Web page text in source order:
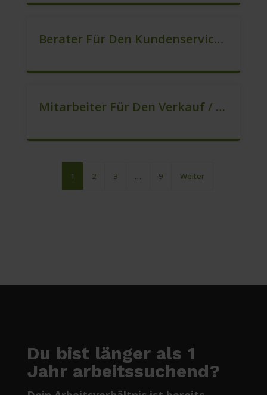
Berater Für Den Kundenservice (Außendienst) (m/w/d)
Mitarbeiter Für Den Verkauf / Vertrieb (m/w/d)
1 2 3 … 9 Weiter
Du bist länger als 1
Jahr arbeitssuchend?